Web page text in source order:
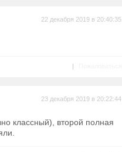
22 декабря 2019 в 20:40:35
|
23 декабря 2019 в 20:22:44
классный), второй полная